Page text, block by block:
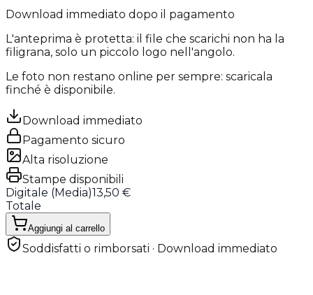
Download immediato dopo il pagamento
L'anteprima è protetta: il file che scarichi non ha la
filigrana, solo un piccolo logo nell'angolo.
Le foto non restano online per sempre: scaricala
finché è disponibile.
Download immediato
Pagamento sicuro
Alta risoluzione
Stampe disponibili
Digitale (Media)13,50 €
Totale
Aggiungi al carrello
Soddisfatti o rimborsati · Download immediato